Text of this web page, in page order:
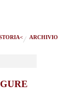
ARCHIVIO